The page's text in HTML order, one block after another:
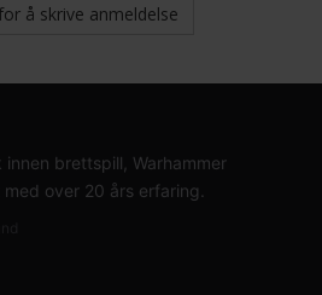
å skrive anmeldelse
brettspill, Warhammer
over 20 års erfaring.